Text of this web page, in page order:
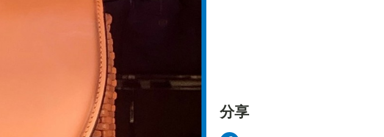
分享